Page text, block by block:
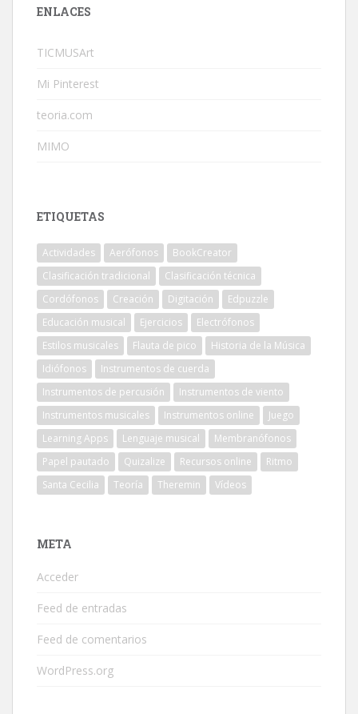
ENLACES
TICMUSArt
Mi Pinterest
teoria.com
MIMO
ETIQUETAS
Actividades Aerófonos
BookCreator
Clasificación tradicional
Clasificación técnica
Cordófonos
Creación Digitación
Edpuzzle
Educación musical
Ejercicios
Electrófonos
Estilos musicales
Flauta de pico
Historia de la Música
Idiófonos
Instrumentos de cuerda
Instrumentos de percusión
Instrumentos de viento
Instrumentos musicales
Instrumentos online
Juego
Learning Apps
Lenguaje musical
Membranófonos
Papel pautado
Quizalize Recursos online
Ritmo
Santa Cecilia
Teoría Theremin Vídeos
META
Acceder
Feed de entradas
Feed de comentarios
WordPress.org